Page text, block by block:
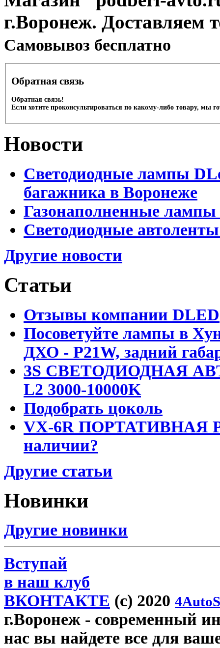
г.Воронеж. Доставляем
Cамовывоз бесплатно
Обратная связь
Обратная связь!
Если хотите проконсультироваться по какому-либо товару, мы
Новости
Светодиодные лампы
багажника в Воронеже
Газонаполненные
Светодиодные
Другие новости
Статьи
Отзывы компании DLED
Посоветуйте лампы в
ДХО - P21W, задний
3S СВЕТОДИОДНАЯ
L2 3000-10000K
Подобрать цоколь
VX-6R ПОРТАТИВНАЯ
наличии?
Другие статьи
Новинки
Другие новинки
Вступай
в наш клуб
ВКОНТАКТЕ (c) 2020
г.Воронеж - современный
нас вы найдете все для